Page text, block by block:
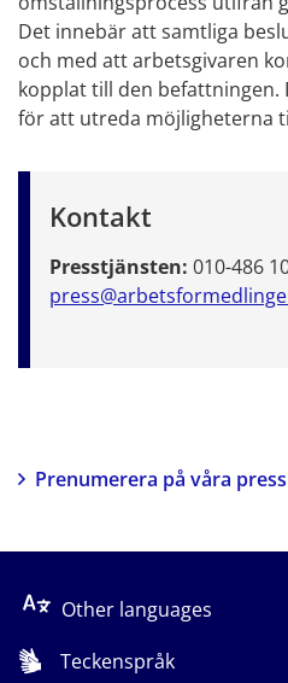
Det innebär att samtliga
och med att arbetsgivaren
kopplat till den
för att utreda möjligheterna
Kontakt
Presstjänsten: 010-486
Prenumerera på våra
Other languages
Teckenspråk